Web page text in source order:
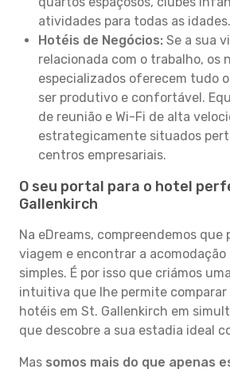
atividades para todas as idades.
Hotéis de Negócios: Se a sua
relacionada com o trabalho, os
especializados oferecem tudo
ser produtivo e confortável.
de reunião e Wi-Fi de alta
estrategicamente situados
centros empresariais.
O seu portal para o hotel
Gallenkirch
Na eDreams, compreendemos que
viagem e encontrar a
simples. É por isso que criámos
intuitiva que lhe permite
hotéis em St. Gallenkirch em
que descobre a sua estadia ideal
Mas somos mais do que apenas